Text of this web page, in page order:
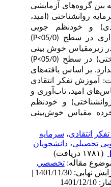
بین گروه‌های آزمایشی
روانشناختی (امید،
و خودنظم جویی
در سطح(05/0>
P
)
زیرمقیاس خوش بینی
در سطح(05/0>
P
)
بر اساس یافته‌های
تفکر انتقادی
امید، تابآوری و
و خودنظم
مقیاس خوش‌بینی
انتقادی،سرمایه
تحصیلی،دانشجویان
مقاله:تخصصي
دریافت: 1401/11/30 | ویرایش نهایی: 1401/11/30 |